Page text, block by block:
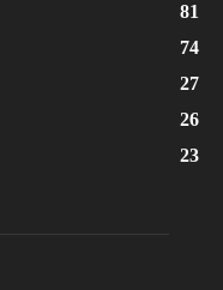
81
74
27
26
23